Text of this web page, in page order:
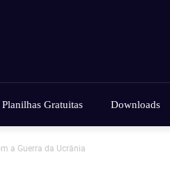
Planilhas Gratuitas Downloads
a Guerra da Ucrânia